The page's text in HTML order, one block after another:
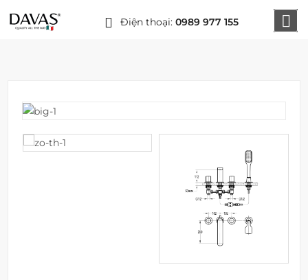
Điện thoại: 0989 977 155